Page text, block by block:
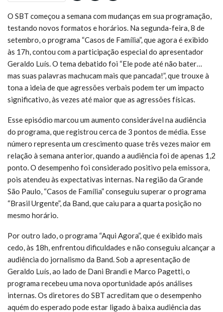
O SBT começou a semana com mudanças em sua programação,
testando novos formatos e horários. Na segunda-feira, 8 de
setembro, o programa “Casos de Família”, que agora é exibido
às 17h, contou com a participação especial do apresentador
Geraldo Luís. O tema debatido foi “Ele pode até não bater…
mas suas palavras machucam mais que pancada!”, que trouxe à
tona a ideia de que agressões verbais podem ter um impacto
significativo, às vezes até maior que as agressões físicas.
Esse episódio marcou um aumento considerável na audiência
do programa, que registrou cerca de 3 pontos de média. Esse
número representa um crescimento quase três vezes maior em
relação à semana anterior, quando a audiência foi de apenas 1,2
ponto. O desempenho foi considerado positivo pela emissora,
pois atendeu às expectativas internas. Na região da Grande
São Paulo, “Casos de Família” conseguiu superar o programa
“Brasil Urgente”, da Band, que caiu para a quarta posição no
mesmo horário.
Por outro lado, o programa “Aqui Agora”, que é exibido mais
cedo, às 18h, enfrentou dificuldades e não conseguiu alcançar a
audiência do jornalismo da Band. Sob a apresentação de
Geraldo Luís, ao lado de Dani Brandi e Marco Pagetti, o
programa recebeu uma nova oportunidade após análises
internas. Os diretores do SBT acreditam que o desempenho
aquém do esperado pode estar ligado à baixa audiência das